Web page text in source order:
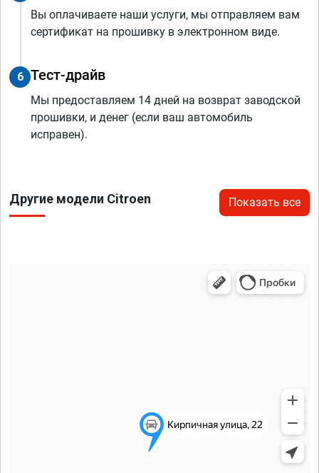
Вы оплачиваете наши услуги, мы отправляем вам
сертификат на прошивку в электронном виде.
6 Тест-драйв
Мы предоставляем 14 дней на возврат заводской
прошивки, и денег (если ваш автомобиль
исправен).
Другие модели Citroen Показать все